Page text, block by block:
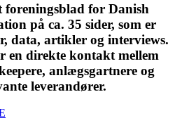
foreningsblad for Danish
på ca. 35 sider, som er
data, artikler og interviews.
en direkte kontakt mellem
anlægsgartnere og
leverandører.